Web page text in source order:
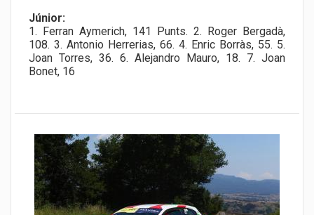
Júnior:
1. Ferran Aymerich, 141 Punts. 2. Roger Bergadà,
108. 3. Antonio Herrerias, 66. 4. Enric Borràs, 55. 5.
Joan Torres, 36. 6. Alejandro Mauro, 18. 7. Joan
Bonet, 16